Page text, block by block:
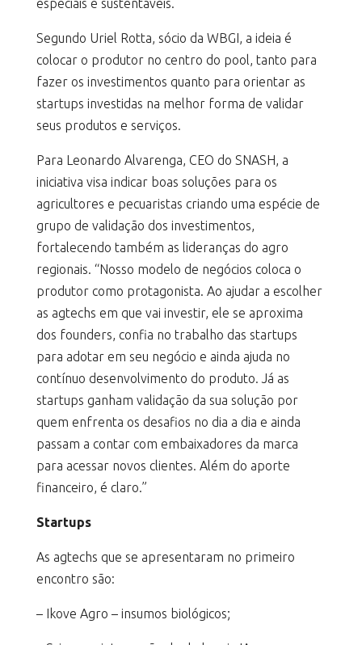
especiais e sustentáveis.
Segundo Uriel Rotta, sócio da WBGI, a ideia é
colocar o produtor no centro do pool, tanto para
fazer os investimentos quanto para orientar as
startups investidas na melhor forma de validar
seus produtos e serviços.
Para Leonardo Alvarenga, CEO do SNASH, a
iniciativa visa indicar boas soluções para os
agricultores e pecuaristas criando uma espécie de
grupo de validação dos investimentos,
fortalecendo também as lideranças do agro
regionais. “Nosso modelo de negócios coloca o
produtor como protagonista. Ao ajudar a escolher
as agtechs em que vai investir, ele se aproxima
dos founders, confia no trabalho das startups
para adotar em seu negócio e ainda ajuda no
contínuo desenvolvimento do produto. Já as
startups ganham validação da sua solução por
quem enfrenta os desafios no dia a dia e ainda
passam a contar com embaixadores da marca
para acessar novos clientes. Além do aporte
financeiro, é claro.”
Startups
As agtechs que se apresentaram no primeiro
encontro são:
– Ikove Agro – insumos biológicos;